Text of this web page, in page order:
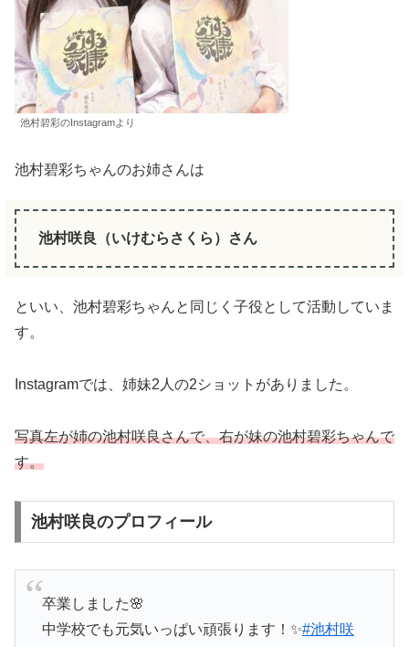
池村碧彩のInstagramより
池村碧彩ちゃんのお姉さんは
池村咲良（いけむらさくら）さん
といい、池村碧彩ちゃんと同じく子役として活動していま
す。
Instagramでは、姉妹2人の2ショットがありました。
写真左が姉の池村咲良さんで、右が妹の池村碧彩ちゃんで
す。
池村咲良のプロフィール
卒業しました🌸
中学校でも元気いっぱい頑張ります！✨#池村咲